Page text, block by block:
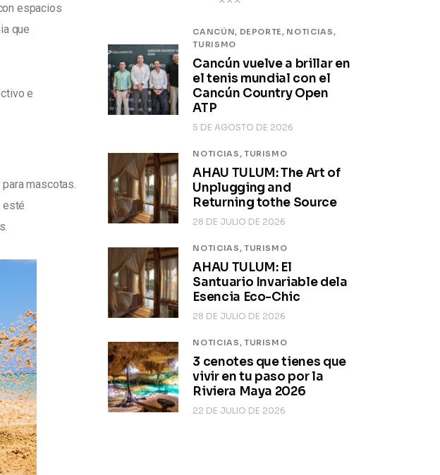
espacios
que
e
mascotas.
esté
CANCÚN, DEPORTE, NOTICIAS,
TURISMO
Cancún vuelve a brillar en
el tenis mundial con el
Cancún Country Open
ATP
5 DE AGOSTO DE 2026
NOTICIAS, TURISMO
AHAU TULUM: The Art of
Unplugging and
Returning tothe Source
28 DE JULIO DE 2026
NOTICIAS, TURISMO
AHAU TULUM: El
Santuario Invariable dela
Esencia Eco-Chic
28 DE JULIO DE 2026
NOTICIAS, TURISMO
3 cenotes que tienes que
vivir en tu paso por la
Riviera Maya 2026
22 DE JULIO DE 2026